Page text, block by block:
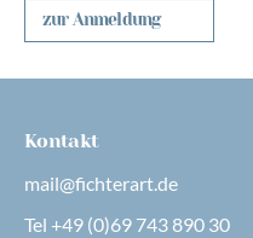
zur Anmeldung
Kontakt
mail@fichterart.de
Tel +49 (0)69 743 890 30